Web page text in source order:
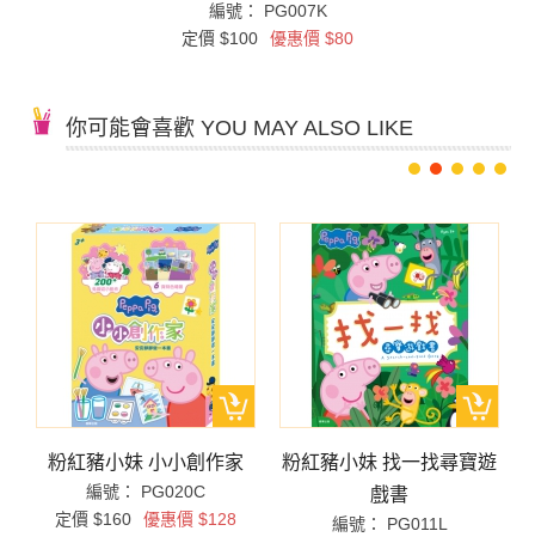
編號： PG007K
定價 $100
優惠價 $80
你可能會喜歡 YOU MAY ALSO LIKE
粉紅豬小妹 小小創作家
編號： PG020C
定價 $160
優惠價 $128
粉紅豬小妹 找一找尋寶遊
戲書
編號： PG011L